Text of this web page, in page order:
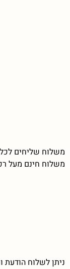
משלוח שליחים
משלוח חינם מעל רכישה
ניתן לשלוח